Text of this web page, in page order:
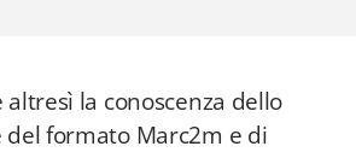
altresì la conoscenza dello
del formato Marc2m e di